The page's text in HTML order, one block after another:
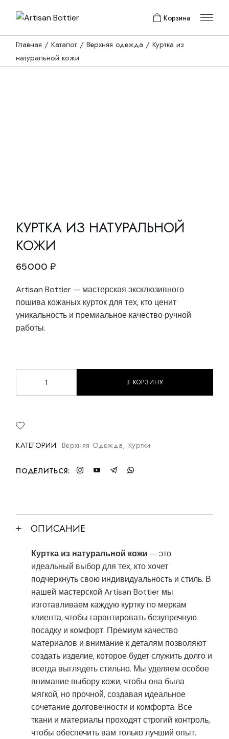
Корзина
Главная Каталог Верхняя одежда
Куртка из
натуральной кожи
КУРТКА ИЗ НАТУРАЛЬНОЙ
КОЖИ
65000 ₽
Artisan Bottier — мастерская эксклюзивного
пошива кожаных курток для тех, кто ценит
уникальность и премиальное качество ручной
работы.
Куртка из натуральной кожи quantity
В КОРЗИНУ
КАТЕГОРИИ: Верхняя Одежда, Куртки
ПОДЕЛИТЬСЯ:
ОПИСАНИЕ
Куртка из натуральной кожи — это
идеальный выбор для тех, кто хочет
подчеркнуть свою индивидуальность и стиль. В
нашей мастерской Artisan Bottier мы
изготавливаем каждую куртку по меркам
клиента, чтобы гарантировать безупречную
посадку и комфорт. Премиум качество
материалов и внимание к деталям позволяют
создать изделие, которое будет служить долго и
всегда выглядеть стильно. Мы уделяем особое
внимание выбору кожи, чтобы она была
мягкой, но прочной, создавая идеальное
сочетание долговечности и комфорта. Все
ткани и материалы проходят строгий контроль,
чтобы обеспечить вам только лучший опыт.